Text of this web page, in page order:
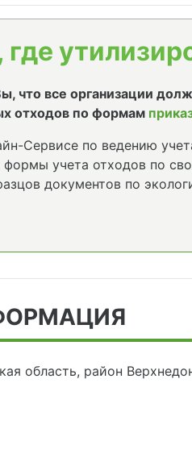
что все организации
отходов по формам
Сервисе по ведению
учета отходов по
документов по
область, район